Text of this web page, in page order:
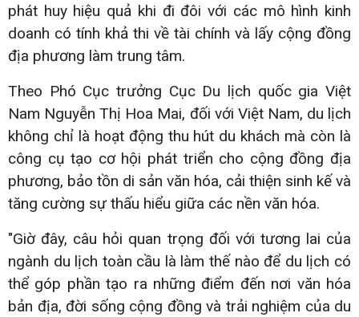
phát huy hiệu quả khi đi đôi với các mô hình kinh
doanh có tính khả thi về tài chính và lấy cộng đồng
địa phương làm trung tâm.
Theo Phó Cục trưởng Cục Du lịch quốc gia Việt
Nam Nguyễn Thị Hoa Mai, đối với Việt Nam, du lịch
không chỉ là hoạt động thu hút du khách mà còn là
công cụ tạo cơ hội phát triển cho cộng đồng địa
phương, bảo tồn di sản văn hóa, cải thiện sinh kế và
tăng cường sự thấu hiểu giữa các nền văn hóa.
"Giờ đây, câu hỏi quan trọng đối với tương lai của
ngành du lịch toàn cầu là làm thế nào để du lịch có
thể góp phần tạo ra những điểm đến nơi văn hóa
bản địa, đời sống cộng đồng và trải nghiệm của du